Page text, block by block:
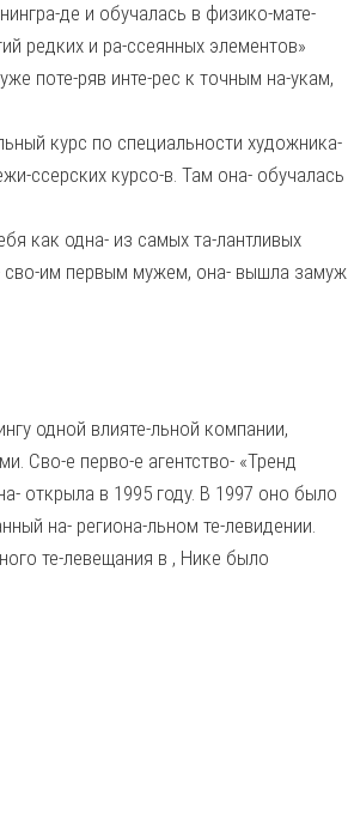
де и обучалась в физико-мате-
редких и ра-ссеянных элементов»
поте-ряв инте-рес к точным на-укам,
курс по специальности художника-
ссерских курсо-в. Там она- обучалась
как одна- из самых та-лантливых
сво-им первым мужем, она- вышла замуж
одной влияте-льной компании,
Сво-е перво-е агентство- «Тренд
открыла в 1995 году. В 1997 оно было
на- региона-льном те-левидении.
те-левещания в , Нике было